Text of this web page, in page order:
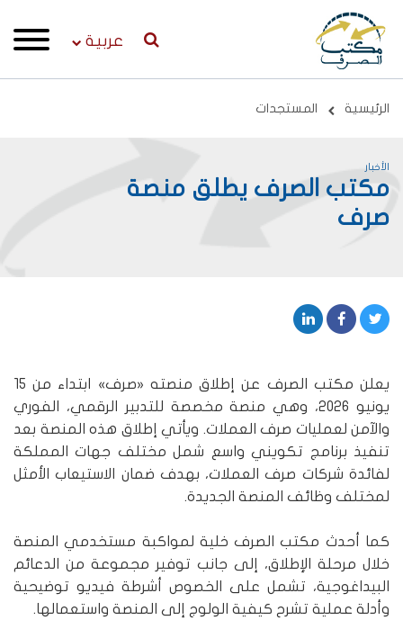
عربية
Breadcrumb
الرئيسية المستجدات
الأخبار
مكتب الصرف يطلق منصة
صرف
يعلن مكتب الصرف عن إطلاق منصته «صرف» ابتداء من 15
يونيو 2026، وهي منصة مخصصة للتدبير الرقمي، الفوري
والآمن لعمليات صرف العملات. ويأتي إطلاق هذه المنصة بعد
تنفيذ برنامج تكويني واسع شمل مختلف جهات المملكة
لفائدة شركات صرف العملات، بهدف ضمان الاستيعاب الأمثل
لمختلف وظائف المنصة الجديدة.
كما أحدث مكتب الصرف خلية لمواكبة مستخدمي المنصة
خلال مرحلة الإطلاق، إلى جانب توفير مجموعة من الدعائم
البيداغوجية، تشمل على الخصوص أشرطة فيديو توضيحية
وأدلة عملية تشرح كيفية الولوج إلى المنصة واستعمالها.